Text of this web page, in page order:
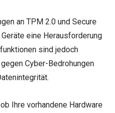
an TPM 2.0 und Secure
eine Herausforderung
sind jedoch
Cyber-Bedrohungen
Ihre vorhandene Hardware